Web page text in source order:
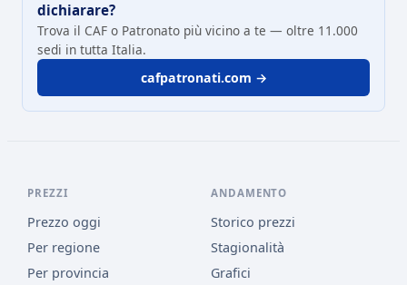
dichiarare?
Trova il CAF o Patronato più vicino a te — oltre 11.000
sedi in tutta Italia.
cafpatronati.com →
PREZZI
Prezzo oggi
Per regione
Per provincia
ANDAMENTO
Storico prezzi
Stagionalità
Grafici